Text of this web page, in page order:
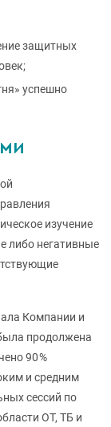
защитных
успешно
изучение
либо негативные
Компании и
продолжена
90 %
и средним
сессий по
ОТ, ТБ и